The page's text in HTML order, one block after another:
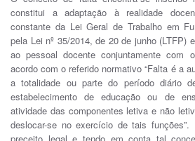
constitui a adaptação à realidade
constante da Lei Geral de Trabalho em
pela Lei nº 35/2014, de 20 de junho (LTFP)
ao pessoal docente conjuntamente com
acordo com o referido normativo “Falta é a
a totalidade ou parte do período diário
estabelecimento de educação ou de
atividade das componentes letiva e não
deslocar-se no exercício de tais